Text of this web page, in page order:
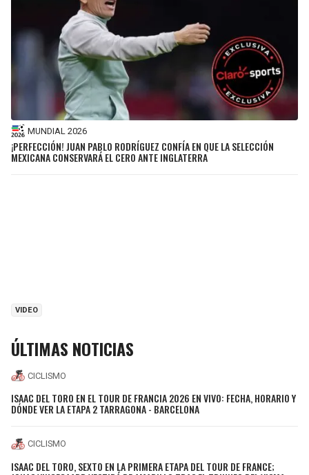
MUNDIAL 2026
¡PERFECCIÓN! JUAN PABLO RODRÍGUEZ CONFÍA EN QUE LA SELECCIÓN
MEXICANA CONSERVARÁ EL CERO ANTE INGLATERRA
VIDEO
ÚLTIMAS NOTICIAS
CICLISMO
ISAAC DEL TORO EN EL TOUR DE FRANCIA 2026 EN VIVO: FECHA, HORARIO Y
DÓNDE VER LA ETAPA 2 TARRAGONA - BARCELONA
CICLISMO
ISAAC DEL TORO, SEXTO EN LA PRIMERA ETAPA DEL TOUR DE FRANCE;